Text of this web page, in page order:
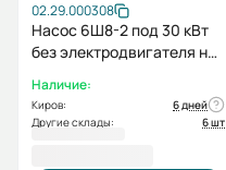
02.29.000308
Насос 6Ш8-2 под 30 кВт
без электродвигателя на
Наличие:
Киров:
6 дней
Другие склады:
6 шт